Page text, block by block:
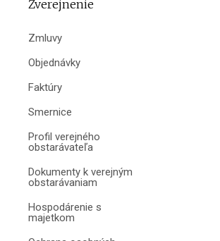
Zverejnenie
Zmluvy
Objednávky
Faktúry
Smernice
Profil verejného
obstarávateľa
Dokumenty k verejným
obstarávaniam
Hospodárenie s
majetkom